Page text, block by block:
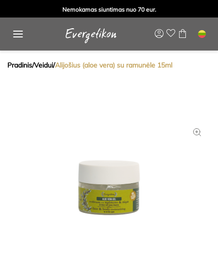
Nemokamas siuntimas nuo 70 eur.
Pradinis/Veidui/Alijošius (aloe vera) su ramunėle 15ml